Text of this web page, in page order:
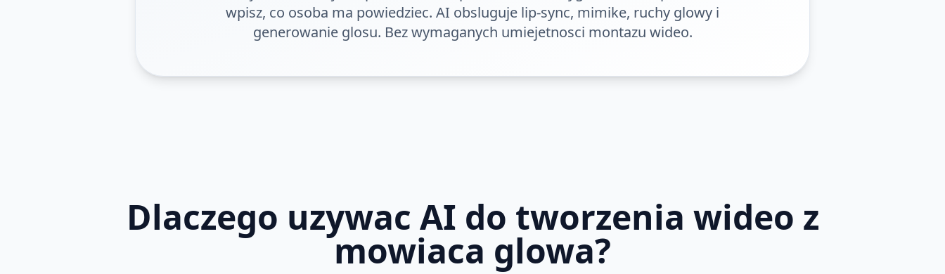
wpisz, co osoba ma powiedziec. AI obsluguje lip-sync, mimike, ruchy glowy i
generowanie glosu. Bez wymaganych umiejetnosci montazu wideo.
Dlaczego uzywac AI do tworzenia wideo z
mowiaca glowa?